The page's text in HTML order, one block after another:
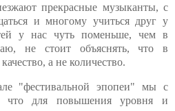
прекрасные музыканты, с
и многому учиться друг у
у нас чуть поменьше, чем в
не стоит объяснять, что в
а не количество.
"фестивальной эпопеи" мы с
что для повышения уровня и